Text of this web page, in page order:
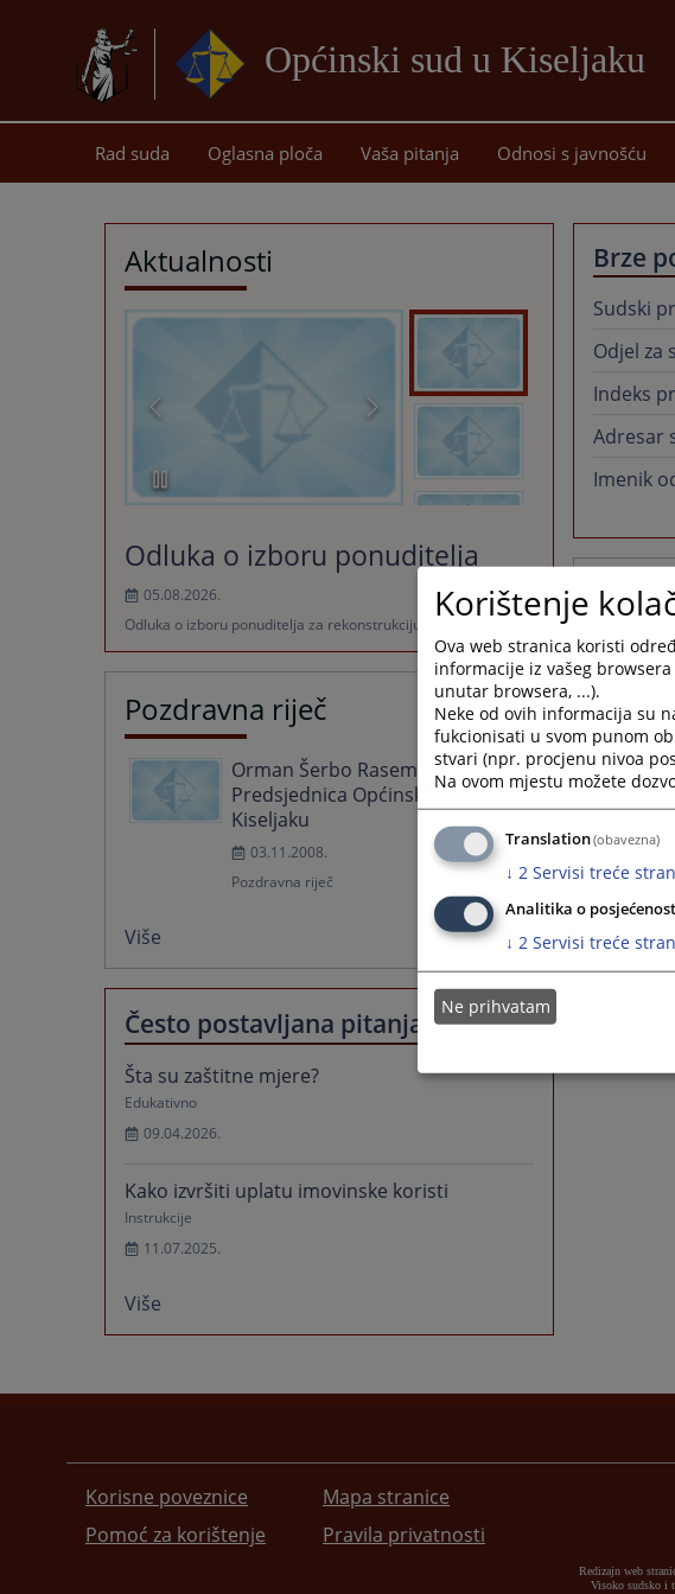
Općinski sud u Kiseljaku
Rad suda Oglasna ploča Vaša pitanja Odnosi s javnošću
Aktualnosti
Odluka o izboru ponuditelja
05.08.2026.
Odluka o izboru ponuditelja za rekonstrukciju toaleta
Pozdravna riječ
Orman Šerbo Rasema -
Predsjednica Općinskog suda u
Kiseljaku
03.11.2008.
Pozdravna riječ
Više
Često postavljana pitanja
Šta su zaštitne mjere?
Edukativno
09.04.2026.
Kako izvršiti uplatu imovinske koristi
Instrukcije
11.07.2025.
Više
Brze
Sudski
Odjel za
Indeks
Adresar
Imenik
Više
Korisne poveznice
Pomoć za korištenje
Mapa stranice
Pravila privatnosti
Redizajn web
Visoko sudsko i
Korištenje
Ova web stranica koristi
informacije iz vašeg
unutar browsera, ...).
Neke od ovih informacija su
fukcionisati u svom punom
stvari (npr. procjenu nivoa
Na ovom mjestu možete
Translation(obavezna)
↓ 2 Servisi treće
Analitika o
↓ 2 Servisi treće
Ne prihvatam